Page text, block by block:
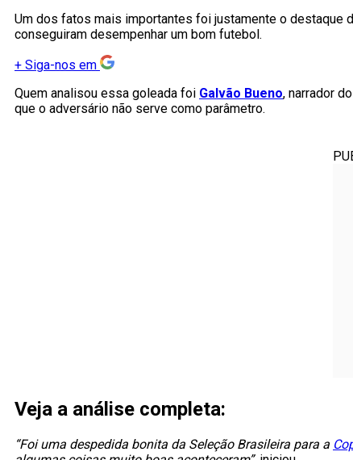
Um dos fatos mais importantes foi justamente o destaque
conseguiram desempenhar um bom futebol.
+ Siga-nos em
Quem analisou essa goleada foi Galvão Bueno, narrador
que o adversário não serve como parâmetro.
Veja a análise completa:
“Foi uma despedida bonita da Seleção Brasileira para a